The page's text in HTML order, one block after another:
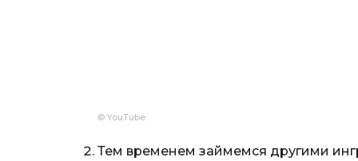
© YouTube
Тем временем займемся другими